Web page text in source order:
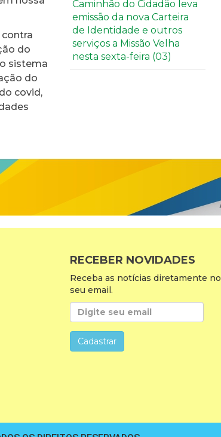
do
sistema
do
covid,
Caminhão do Cidadão leva
emissão da nova Carteira
de Identidade e outros
serviços a Missão Velha
nesta sexta-feira (03)
RECEBER NOVIDADES
Receba as notícias diretamente no
seu email.